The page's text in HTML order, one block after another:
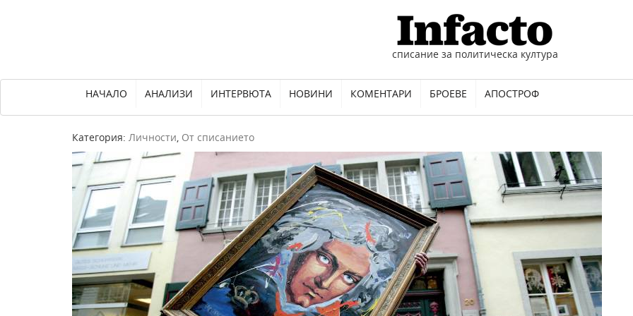
списание за политическа култура
НАЧАЛО АНАЛИЗИ ИНТЕРВЮТА НОВИНИ КОМЕНТАРИ БРОЕВЕ АПОСТРОФ
Категория: Личности, От списанието